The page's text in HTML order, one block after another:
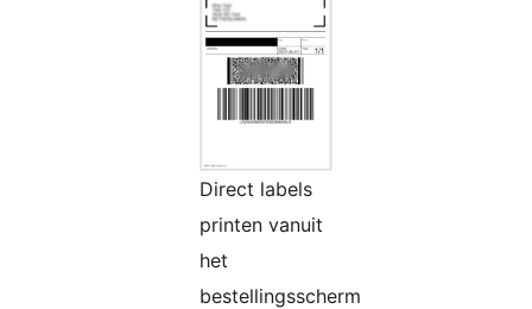
Direct labels
printen vanuit
het
bestellingsscherm